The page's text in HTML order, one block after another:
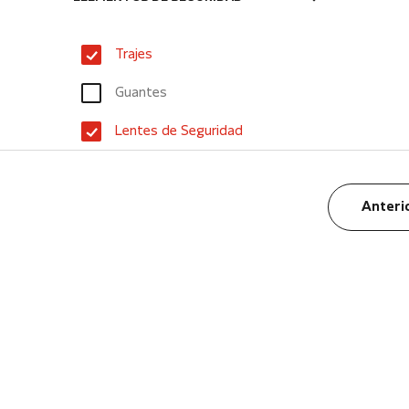
Trajes
Guantes
Lentes de Seguridad